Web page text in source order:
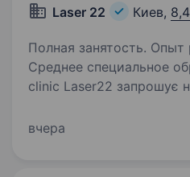
Laser 22 Киев,
Полная занятость. Опыт
Среднее специальное
clinic Laser22 запрошує
клініки надають послуги
вчера